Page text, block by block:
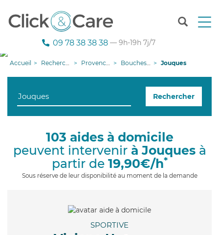
T
n
g
i
09 78 38 38 38 — 9h-19h 7j/7
Accueil Recherche aide à domicile Provence-Alpes-Côte d'Azur Bouches-du-Rhône Jouques
Rechercher
103 aides à domicile
peuvent intervenir à Jouquesà
partir de 19,90€/h*
Sous réserve de leur disponibilité au moment de la demande
SPORTIVE